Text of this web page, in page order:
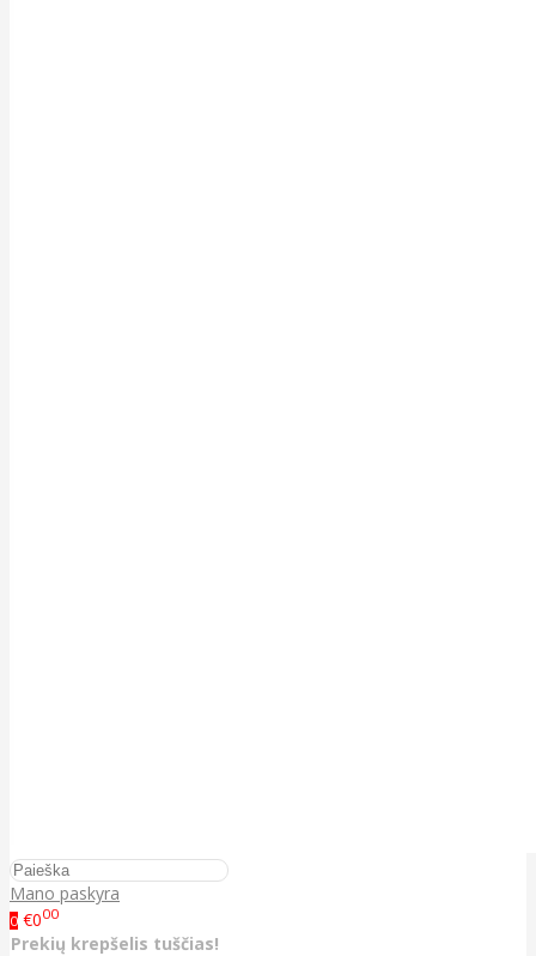
Mano paskyra
0 €000
Prekių krepšelis tuščias!